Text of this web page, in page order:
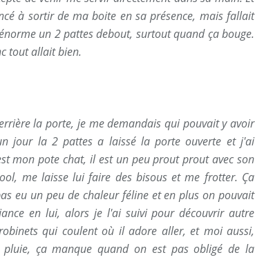
à sortir de ma boite en sa présence, mais fallait
un 2 pattes debout, surtout quand ça bouge.
tout allait bien.
la porte, je me demandais qui pouvait y avoir
jour la 2 pattes a laissé la porte ouverte et j'ai
mon pote chat, il est un peu prout prout avec son
me laisse lui faire des bisous et me frotter. Ça
eu un peu de chaleur féline et en plus on pouvait
en lui, alors je l'ai suivi pour découvrir autre
qui coulent où il adore aller, et moi aussi,
ça manque quand on est pas obligé de la